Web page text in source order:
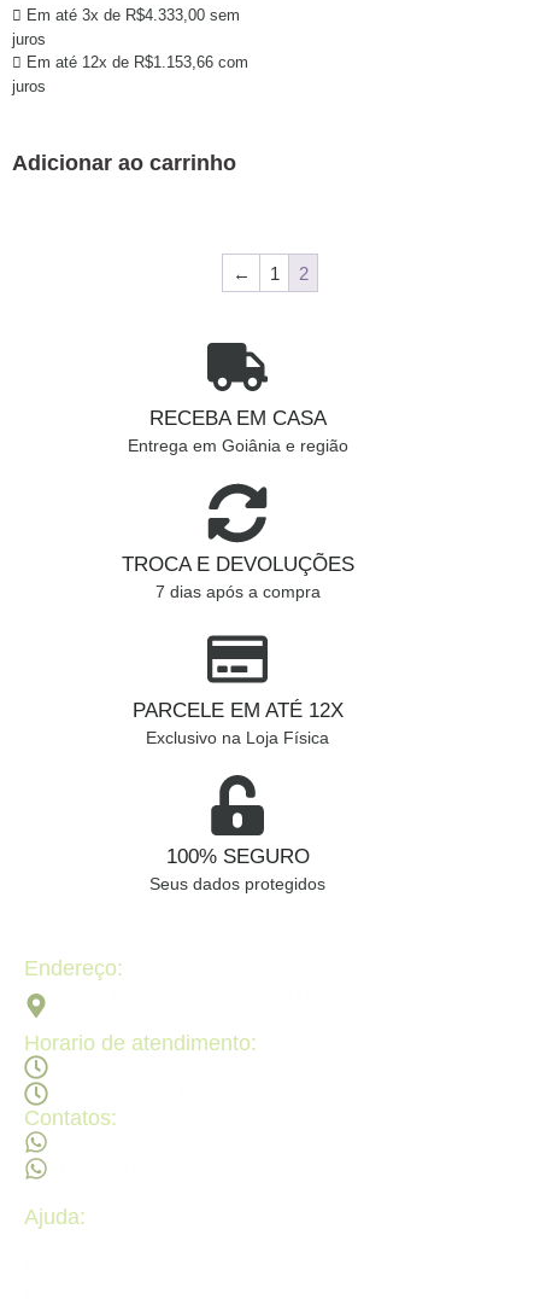
Em até 3x de R$4.333,00 sem
juros
Em até 12x de R$1.153,66 com
juros
Adicionar ao carrinho
← 1 2
RECEBA EM CASA
Entrega em Goiânia e região
TROCA E DEVOLUÇÕES
7 dias após a compra
PARCELE EM ATÉ 12X
Exclusivo na Loja Física
100% SEGURO
Seus dados protegidos
Endereço:
Horario de atendimento:
Contatos:
Ajuda: